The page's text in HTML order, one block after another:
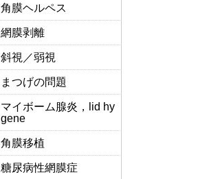
角膜ヘルペス
網膜剥離
斜視／弱視
まつげの問題
マイボーム腺炎，lid hy
gene
角膜移植
糖尿病性網膜症